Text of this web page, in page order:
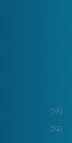
(58)
(52)